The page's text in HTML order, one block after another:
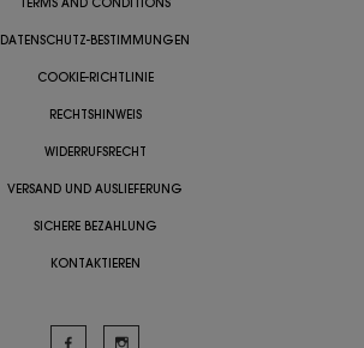
DATENSCHUTZ-BESTIMMUNGEN
COOKIE-RICHTLINIE
RECHTSHINWEIS
WIDERRUFSRECHT
VERSAND UND AUSLIEFERUNG
SICHERE BEZAHLUNG
KONTAKTIEREN